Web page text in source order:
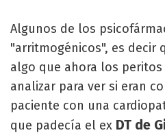
Algunos de los
"arritmogénicos", es decir
algo que ahora los
analizar para ver si eran
paciente con una
que padecía el ex DT de